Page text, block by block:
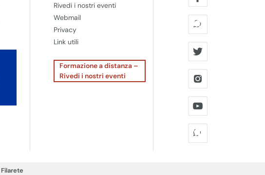
Rivedi i nostri eventi
Webmail
Privacy
Link utili
Formazione a distanza –
Rivedi i nostri eventi
Filarete